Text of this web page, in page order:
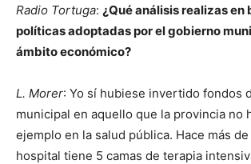
Radio Tortuga: ¿Qué análisis realizas en
políticas adoptadas por el gobierno
ámbito económico?
L. Morer: Yo sí hubiese invertido fondos
municipal en aquello que la provincia no
ejemplo en la salud pública. Hace más
hospital tiene 5 camas de terapia